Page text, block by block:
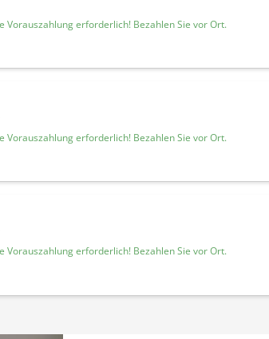
Vorauszahlung erforderlich! Bezahlen Sie vor Ort.
Vorauszahlung erforderlich! Bezahlen Sie vor Ort.
Vorauszahlung erforderlich! Bezahlen Sie vor Ort.